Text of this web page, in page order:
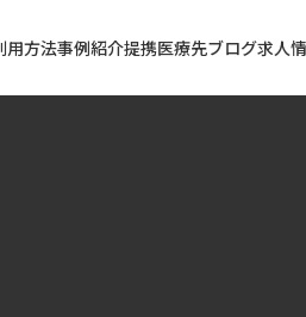
用方法事例紹介提携医療先ブログ求人